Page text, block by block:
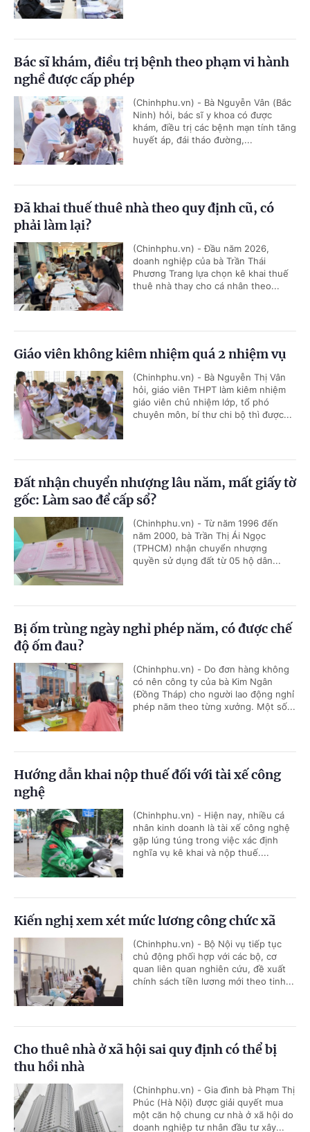
Bác sĩ khám, điều trị bệnh theo phạm vi hành
nghề được cấp phép
(Chinhphu.vn) - Bà Nguyễn Vân (Bắc
Ninh) hỏi, bác sĩ y khoa có được
khám, điều trị các bệnh mạn tính tăng
huyết áp, đái tháo đường,...
Đã khai thuế thuê nhà theo quy định cũ, có
phải làm lại?
(Chinhphu.vn) - Đầu năm 2026,
doanh nghiệp của bà Trần Thái
Phương Trang lựa chọn kê khai thuế
thuê nhà thay cho cá nhân theo...
Giáo viên không kiêm nhiệm quá 2 nhiệm vụ
(Chinhphu.vn) - Bà Nguyễn Thị Vân
hỏi, giáo viên THPT làm kiêm nhiệm
giáo viên chủ nhiệm lớp, tổ phó
chuyên môn, bí thư chi bộ thì được...
Đất nhận chuyển nhượng lâu năm, mất giấy tờ
gốc: Làm sao để cấp sổ?
(Chinhphu.vn) - Từ năm 1996 đến
năm 2000, bà Trần Thị Ái Ngọc
(TPHCM) nhận chuyển nhượng
quyền sử dụng đất từ 05 hộ dân...
Bị ốm trùng ngày nghỉ phép năm, có được chế
độ ốm đau?
(Chinhphu.vn) - Do đơn hàng không
có nên công ty của bà Kim Ngân
(Đồng Tháp) cho người lao động nghỉ
phép năm theo từng xưởng. Một số...
Hướng dẫn khai nộp thuế đối với tài xế công
nghệ
(Chinhphu.vn) - Hiện nay, nhiều cá
nhân kinh doanh là tài xế công nghệ
gặp lúng túng trong việc xác định
nghĩa vụ kê khai và nộp thuế....
Kiến nghị xem xét mức lương công chức xã
(Chinhphu.vn) - Bộ Nội vụ tiếp tục
chủ động phối hợp với các bộ, cơ
quan liên quan nghiên cứu, đề xuất
chính sách tiền lương mới theo tinh...
Cho thuê nhà ở xã hội sai quy định có thể bị
thu hồi nhà
(Chinhphu.vn) - Gia đình bà Phạm Thị
Phúc (Hà Nội) được giải quyết mua
một căn hộ chung cư nhà ở xã hội do
doanh nghiệp tư nhân đầu tư xây...